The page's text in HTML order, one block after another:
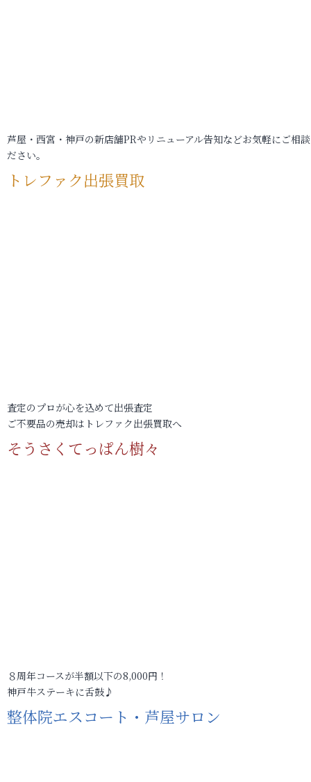
芦屋・西宮・神戸の新店舗PRやリニューアル告知などお気軽にご相
ださい。
トレファク出張買取
査定のプロが心を込めて出張査定
ご不要品の売却はトレファク出張買取へ
そうさくてっぱん樹々
８周年コースが半額以下の8,000円！
神戸牛ステーキに舌鼓♪
整体院エスコート・芦屋サロン